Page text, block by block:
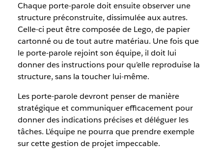
Chaque porte-parole doit ensuite observer une
structure préconstruite, dissimulée aux autres.
Celle-ci peut être composée de Lego, de papier
cartonné ou de tout autre matériau. Une fois que
le porte-parole rejoint son équipe, il doit lui
donner des instructions pour qu’elle reproduise la
structure, sans la toucher lui-même.
Les porte-parole devront penser de manière
stratégique et communiquer efficacement pour
donner des indications précises et déléguer les
tâches. L’équipe ne pourra que prendre exemple
sur cette gestion de projet impeccable.